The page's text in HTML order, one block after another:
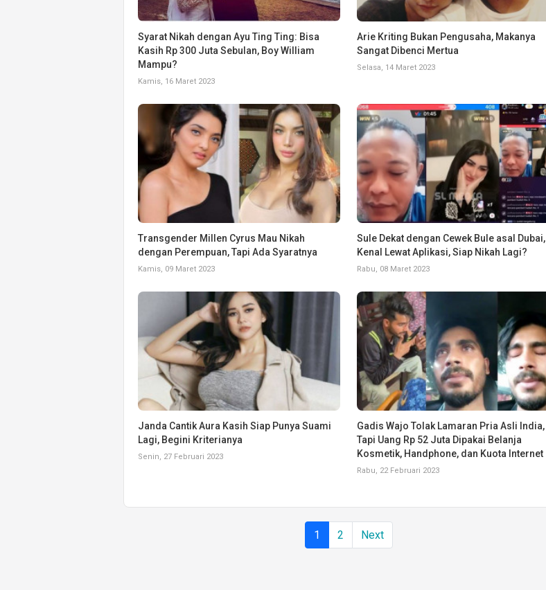
Syarat Nikah dengan Ayu Ting Ting: Bisa
Kasih Rp 300 Juta Sebulan, Boy William
Mampu?
Kamis, 16 Maret 2023
Arie Kriting Bukan Pengusaha, Makanya
Sangat Dibenci Mertua
Selasa, 14 Maret 2023
Transgender Millen Cyrus Mau Nikah
dengan Perempuan, Tapi Ada Syaratnya
Kamis, 09 Maret 2023
Sule Dekat dengan Cewek Bule asal Dubai,
Kenal Lewat Aplikasi, Siap Nikah Lagi?
Rabu, 08 Maret 2023
Janda Cantik Aura Kasih Siap Punya Suami
Lagi, Begini Kriterianya
Senin, 27 Februari 2023
Gadis Wajo Tolak Lamaran Pria Asli India,
Tapi Uang Rp 52 Juta Dipakai Belanja
Kosmetik, Handphone, dan Kuota Internet
Rabu, 22 Februari 2023
1 2 Next